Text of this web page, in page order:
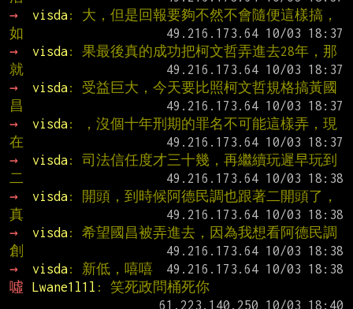
→
visda: 大，但是回報要夠不然不會隨便這樣搞，
如
→
visda: 果最後真的成功把柯文哲弄進去28年，那
就
→
visda: 受益巨大，今天要比照柯文哲規格搞黃國
昌
→
visda: ，沒個十年刑期的罪名不可能這樣弄，現
在
→
visda: 司法信任度才三十幾，再繼續玩遲早玩到
二
→
visda: 開頭，到時候阿德民調也跟著二開頭了，
真
→
visda: 希望國昌被弄進去，因為我想看阿德民調
創
→
visda: 新低，嘻嘻
噓
Lwane1l1l : 笑死政問桶死你